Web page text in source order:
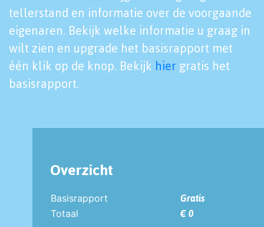
tellerstand en informatie over de voorgaande
eigenaren. Bekijk welke informatie u graag in
wilt zien en upgrade het basisrapport met
één klik op de knop. Bekijk hier gratis het
basisrapport.
Overzicht
Basisrapport
Gratis
Totaal
€ 0